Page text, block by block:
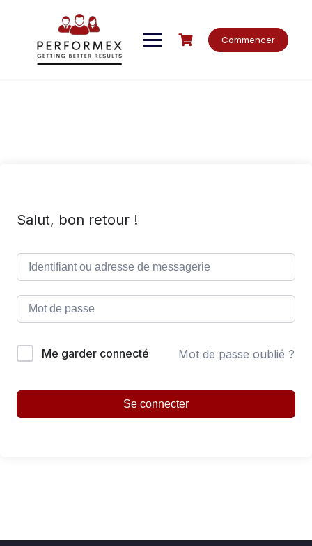
Commencer
Salut, bon retour !
Me garder connecté Mot de passe oublié ?
Se connecter